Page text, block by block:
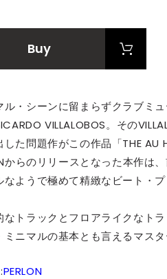
Buy
ル・シーンに留まらずクラブミ
VILLALOBOS。その
した問題作がこの作品「THE AU
からのリリースとなった本作は
なようで極めて精緻なビート・
なトラックとフロアライクなト
ミニマルの基本とも言えるマス
PERLON